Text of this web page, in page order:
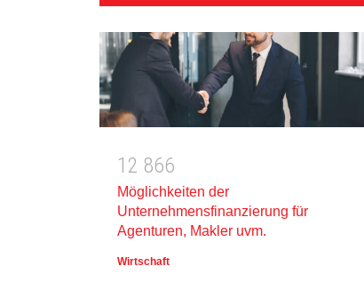
1 2 866
Möglichkeiten der
Unternehmensfinanzierung für
Agenturen, Makler uvm.
Wirtschaft